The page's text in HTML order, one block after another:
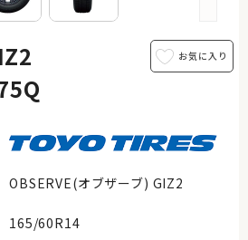
OBSERVE(オブザーブ) GIZ2
165/60R14